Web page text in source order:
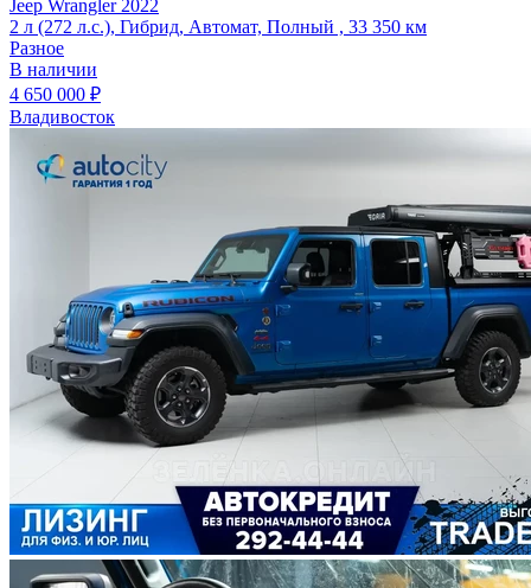
Jeep Wrangler 2022
2 л (272 л.с.), Гибрид, Автомат, Полный , 33 350 км
Разное
В наличии
4 650 000 ₽
Владивосток